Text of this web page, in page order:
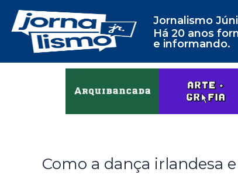
Jornalismo
Há 20 anos
e informando.
Como a dança irlandesa